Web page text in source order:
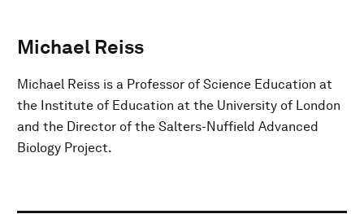
Michael Reiss
Michael Reiss is a Professor of Science Education at
the Institute of Education at the University of London
and the Director of the Salters-Nuffield Advanced
Biology Project.